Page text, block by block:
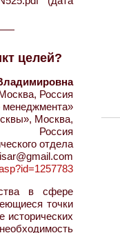
целей?
Россия
менеджмента»
Москва,
Россия
отдела
в сфере
точки
исторических